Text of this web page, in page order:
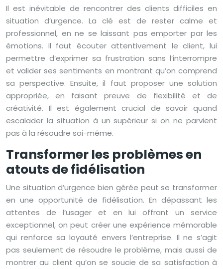
Il est inévitable de rencontrer des clients difficiles en
situation d’urgence. La clé est de rester calme et
professionnel, en ne se laissant pas emporter par les
émotions. Il faut écouter attentivement le client, lui
permettre d’exprimer sa frustration sans l’interrompre
et valider ses sentiments en montrant qu’on comprend
sa perspective. Ensuite, il faut proposer une solution
appropriée, en faisant preuve de flexibilité et de
créativité. Il est également crucial de savoir quand
escalader la situation à un supérieur si on ne parvient
pas à la résoudre soi-même.
Transformer les problèmes en
atouts de fidélisation
Une situation d’urgence bien gérée peut se transformer
en une opportunité de fidélisation. En dépassant les
attentes de l’usager et en lui offrant un service
exceptionnel, on peut créer une expérience mémorable
qui renforce sa loyauté envers l’entreprise. Il ne s’agit
pas seulement de résoudre le problème, mais aussi de
montrer au client qu’on se soucie de sa satisfaction à